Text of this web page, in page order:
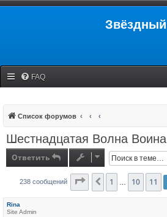
Звёздный
FAQ
Список форумов
Шестнадцатая Волна Воина
Ответить
238 сообщений Страница12 из 16
Пред.
1 10 11
Rina
Site Admin